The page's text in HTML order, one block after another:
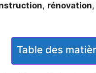
, rénovation
Table des